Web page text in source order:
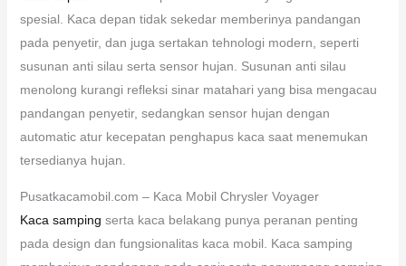
spesial. Kaca depan tidak sekedar memberinya pandangan
pada penyetir, dan juga sertakan tehnologi modern, seperti
susunan anti silau serta sensor hujan. Susunan anti silau
menolong kurangi refleksi sinar matahari yang bisa mengacau
pandangan penyetir, sedangkan sensor hujan dengan
automatic atur kecepatan penghapus kaca saat menemukan
tersedianya hujan.
Pusatkacamobil.com – Kaca Mobil Chrysler Voyager
Kaca samping serta kaca belakang punya peranan penting
pada design dan fungsionalitas kaca mobil. Kaca samping